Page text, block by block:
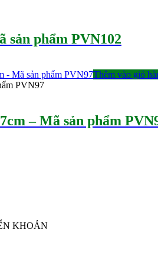
sản phẩm PVN102
Thêm vào giỏ
PVN97
– Mã sản phẩm
KHOẢN